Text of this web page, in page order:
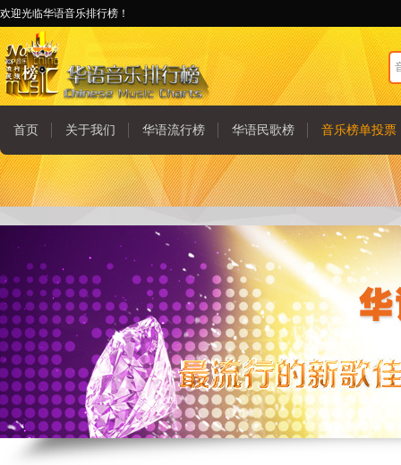
欢迎光临华语音乐排行榜！
首页 关于我们 华语流行榜 华语民歌榜 音乐榜单投票